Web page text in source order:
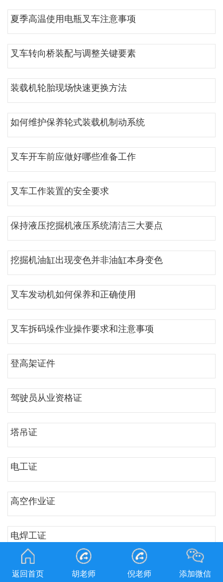
夏季高温使用电瓶叉车注意事项
叉车转向桥装配与调整关键要素
装载机轮胎现场快速更换方法
如何维护保养轮式装载机制动系统
叉车开车前应做好哪些准备工作
叉车工作装置的安全要求
保持液压挖掘机液压系统清洁三大要点
挖掘机油缸出现变色并非油缸本身变色
叉车发动机如何保养和正确使用
叉车拆码垛作业操作要求和注意事项
登高架证件
驾驶员从业资格证
塔吊证
电工证
高空作业证
电焊工证
质检叉车证
返回首页 胡老师 倪老师 添加微信